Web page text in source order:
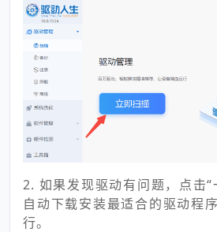
2. 如果发现驱动有问题，点击“
自动下载安装最适合的驱动程
行。